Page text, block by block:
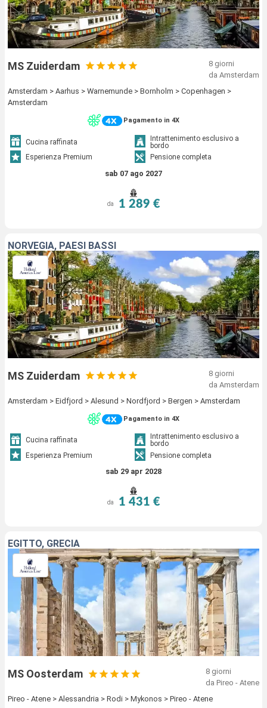
MS Zuiderdam
8 giorni
da Amsterdam
Amsterdam > Aarhus > Warnemunde > Bornholm > Copenhagen >
Amsterdam
Pagamento in 4X
Cucina raffinata
Intrattenimento esclusivo a
bordo
Esperienza Premium
Pensione completa
sab 07 ago 2027
da 1 289 €
NORVEGIA, PAESI BASSI
MS Zuiderdam
8 giorni
da Amsterdam
Amsterdam > Eidfjord > Alesund > Nordfjord > Bergen > Amsterdam
Pagamento in 4X
Cucina raffinata
Intrattenimento esclusivo a
bordo
Esperienza Premium
Pensione completa
sab 29 apr 2028
da 1 431 €
EGITTO, GRECIA
MS Oosterdam
8 giorni
da Pireo - Atene
Pireo - Atene > Alessandria > Rodi > Mykonos > Pireo - Atene